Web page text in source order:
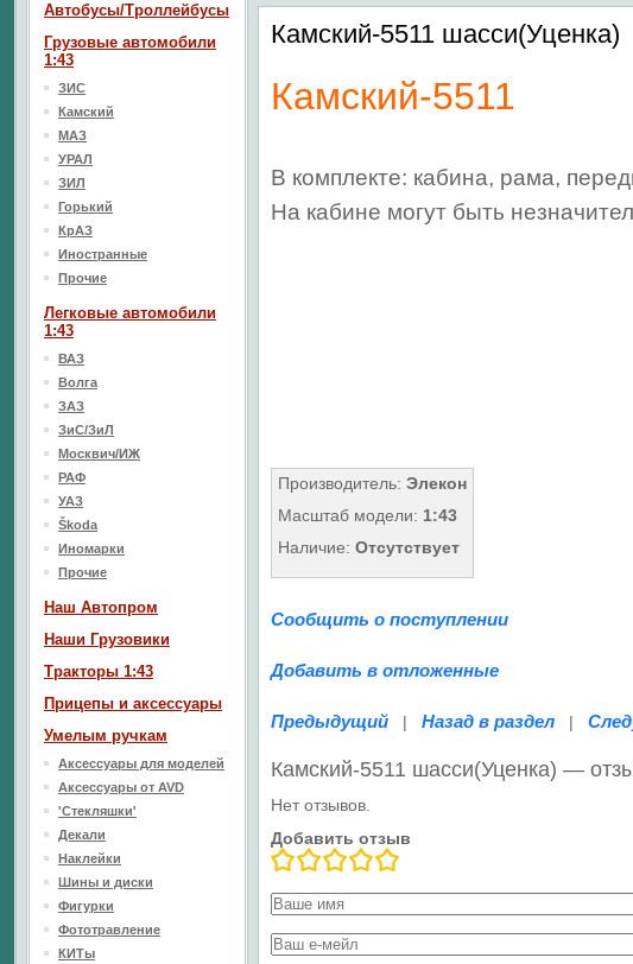
Камский-5511 шасси(Уценка)
Камский-5511
В комплекте: кабина, рама,
На кабине могут быть
Производитель: Элекон
Масштаб модели: 1:43
Наличие: Отсутствует
Сообщить о поступлении
Добавить в отложенные
Предыдущий | Назад в раздел |
Камский-5511 шасси(Уценка) —
Нет отзывов.
Добавить отзыв
Автобусы/Троллейбусы
Грузовые автомобили
1:43
ЗИС
Камский
МАЗ
УРАЛ
ЗИЛ
Горький
КрАЗ
Иностранные
Прочие
Легковые автомобили
1:43
ВАЗ
Волга
ЗАЗ
ЗиС/ЗиЛ
Москвич/ИЖ
РАФ
УАЗ
Škoda
Иномарки
Прочие
Наш Aвтопром
Наши Грузовики
Тракторы 1:43
Прицепы и аксессуары
Умелым ручкам
Аксессуары для моделей
Аксессуары от AVD
'Стекляшки'
Декали
Наклейки
Шины и диски
Фигурки
Фототравление
КИТы